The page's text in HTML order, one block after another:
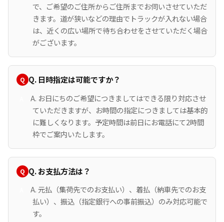
で、ご希望のご住所からご住所までお伺いさせていただ
きます。道が狭いなどの理由でトラックが入れない場合
は、近くの広い場所で待ち合わせをさせていただく場合
がございます。
Q. 日時指定は可能ですか？
A. お日にちのご希望につきましてはできる限り対応させ
ていただきますが、お時間の指定につきましては基本的
に難しくなります。予定時間は前日にお電話にて2時間
枠でご案内いたします。
Q. お支払方法は？
A. 元払（集荷先でのお支払い）、着払（納車先でのお支
払い）、振込（指定銀行への事前振込）のみ対応可能で
す。